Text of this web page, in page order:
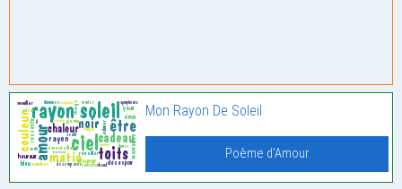
Mon Rayon De Soleil
Poème d'Amour